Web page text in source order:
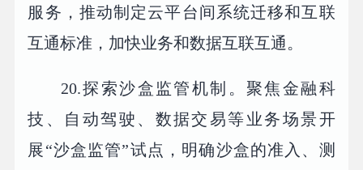
服务，推动制定云平台间系统迁移和互联
互通标准，加快业务和数据互联互通。
20.探索沙盒监管机制。聚焦金融科
技、自动驾驶、数据交易等业务场景开
展“沙盒监管”试点，明确沙盒的准入、测